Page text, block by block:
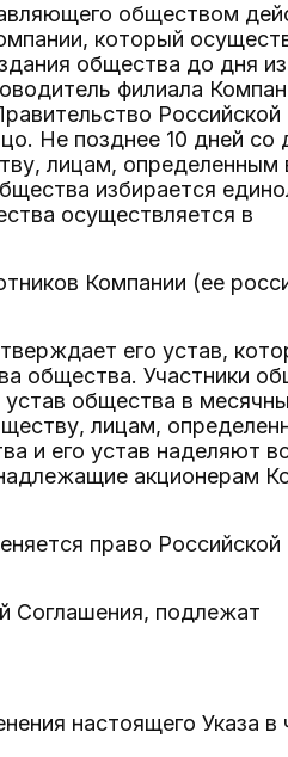
обществом
который
общества до дня
филиала
Российской
Не позднее 10 дней со
лицам, определенным
избирается
осуществляется в
Компании (ее
его устав,
общества. Участники
общества в
лицам,
и его устав наделяют
акционерам
право Российской
Соглашения, подлежат
настоящего Указа в